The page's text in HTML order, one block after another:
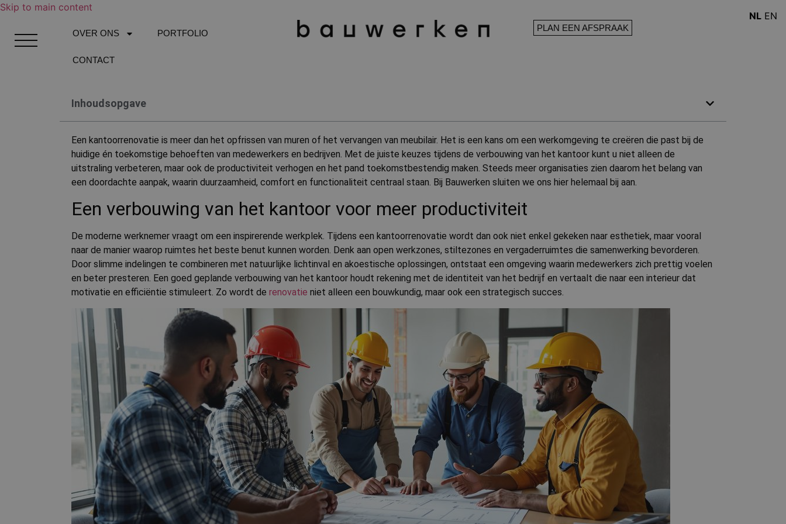
Skip to main content
OVER ONS PORTFOLIO
CONTACT
PLAN EEN AFSPRAAK
Inhoudsopgave
Een kantoorrenovatie is meer dan het opfrissen van muren of het vervangen van meubilair. Het is een kans om een werkomgeving te creëren die past bij de
huidige én toekomstige behoeften van medewerkers en bedrijven. Met de juiste keuzes tijdens de verbouwing van het kantoor kunt u niet alleen de
uitstraling verbeteren, maar ook de productiviteit verhogen en het pand toekomstbestendig maken. Steeds meer organisaties zien daarom het belang van
een doordachte aanpak, waarin duurzaamheid, comfort en functionaliteit centraal staan. Bij Bauwerken sluiten we ons hier helemaal bij aan.
Een verbouwing van het kantoor voor meer productiviteit
De moderne werknemer vraagt om een inspirerende werkplek. Tijdens een kantoorrenovatie wordt dan ook niet enkel gekeken naar esthetiek, maar vooral
naar de manier waarop ruimtes het beste benut kunnen worden. Denk aan open werkzones, stiltezones en vergaderruimtes die samenwerking bevorderen.
Door slimme indelingen te combineren met natuurlijke lichtinval en akoestische oplossingen, ontstaat een omgeving waarin medewerkers zich prettig voelen
en beter presteren. Een goed geplande verbouwing van het kantoor houdt rekening met de identiteit van het bedrijf en vertaalt die naar een interieur dat
motivatie en efficiëntie stimuleert. Zo wordt de renovatie niet alleen een bouwkundig, maar ook een strategisch succes.
NL EN